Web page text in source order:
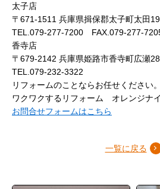
太子店
〒671-1511 兵庫県揖保郡太子町太田
TEL.079-277-7200 FAX.079-277-
香寺店
〒679-2142 兵庫県姫路市香寺町広瀬
TEL.079-232-3322
リフォームのことならお任せください。
ワクワクするリフォーム オレンジナ
お問合せフォームはこちら
一覧に戻る